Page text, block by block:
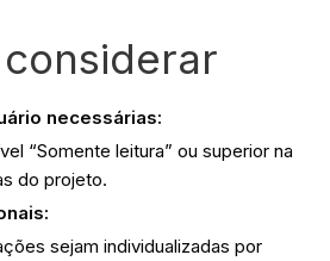
necessárias:
“Somente leitura” ou superior na
do projeto.
sejam individualizadas por